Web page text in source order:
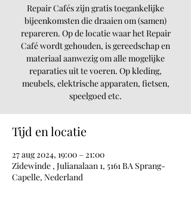
Repair Cafés zijn gratis toegankelijke
bijeenkomsten die draaien om (samen)
repareren. Op de locatie waar het Repair
Café wordt gehouden, is gereedschap en
materiaal aanwezig om alle mogelijke
reparaties uit te voeren. Op kleding,
meubels, elektrische apparaten, fietsen,
speelgoed etc.
Tijd en locatie
27 aug 2024, 19:00 – 21:00
Zidewinde , Julianalaan 1, 5161 BA Sprang-
Capelle, Nederland